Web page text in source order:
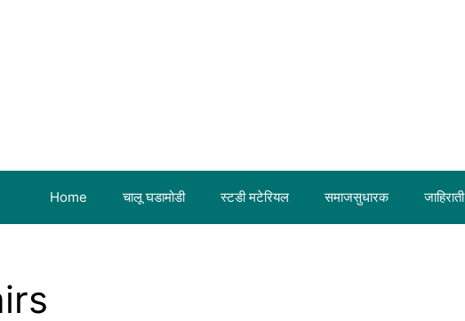
Home चालू घडामोडी स्टडी मटेरियल समाजसुधारक जाहिराती